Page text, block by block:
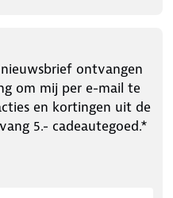
ontvangen
om mij per e-mail te
en kortingen uit de
5.- cadeautegoed.*